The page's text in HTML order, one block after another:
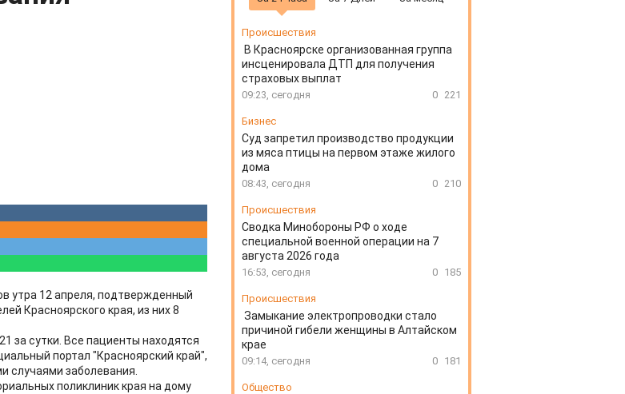
утра 12 апреля, подтвержденный
Красноярского края, из них 8
за сутки. Все пациенты находятся
портал "Красноярский край",
случаями заболевания.
поликлиник края на дому
Происшествия
В Красноярске организованная группа
инсценировала ДТП для получения
страховых выплат
09:23, сегодня 0 221
Бизнес
Суд запретил производство продукции
из мяса птицы на первом этаже жилого
дома
08:43, сегодня 0 210
Происшествия
Сводка Минобороны РФ о ходе
специальной военной операции на 7
августа 2026 года
16:53, сегодня 0 185
Происшествия
Замыкание электропроводки стало
причиной гибели женщины в Алтайском
крае
09:14, сегодня 0 181
Общество